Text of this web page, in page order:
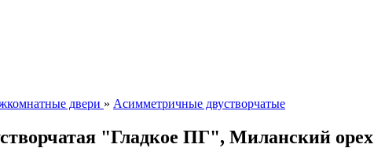
двери » Асимметричные двустворчатые
"Гладкое ПГ", Миланский орех